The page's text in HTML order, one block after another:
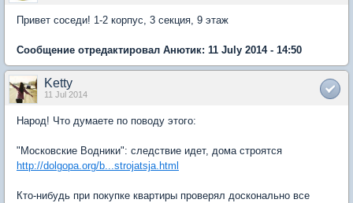
Привет соседи! 1-2 корпус, 3 секция, 9 этаж
Сообщение отредактировал Анютик: 11 July 2014 - 14:50
Ketty
11 Jul 2014
Народ! Что думаете по поводу этого:
"Московские Водники": следствие идет, дома строятся
http://dolgopa.org/b...strojatsja.html
Кто-нибудь при покупке квартиры проверял досконально все